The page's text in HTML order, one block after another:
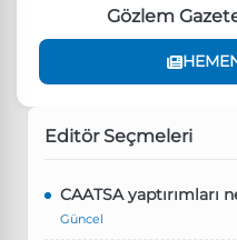
Gözlem
Editör Seçmeleri
CAATSA yaptırımları
Güncel